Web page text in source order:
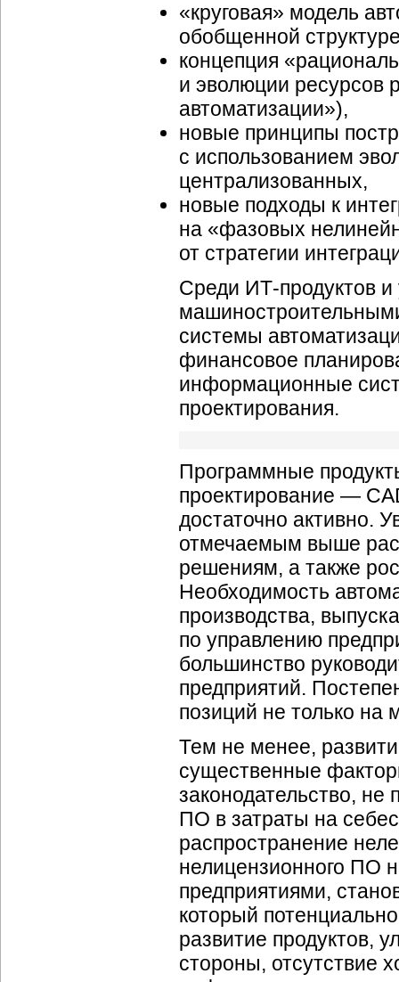
«круговая» модель
обобщенной
концепция
и эволюции ресурсов
автоматизации»),
новые принципы
с использованием
централизованных,
новые подходы к
на «фазовых
от стратегии
Среди ИТ-продуктов и
системы
финансовое
информационные
проектирования.
Программные
проектирование —
достаточно активно.
отмечаемым выше
решениям, а также
Необходимость
производства,
по управлению
большинство
предприятий.
позиций не только
Тем не менее,
существенные
законодательство,
ПО в затраты на
распространение
нелицензионного ПО
предприятиями,
который
развитие продуктов,
стороны, отсутствие